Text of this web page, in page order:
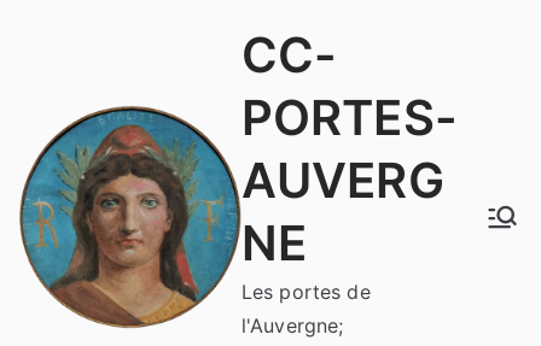
CC-
PORTES-
AUVERG
NE
Les portes de
l'Auvergne;